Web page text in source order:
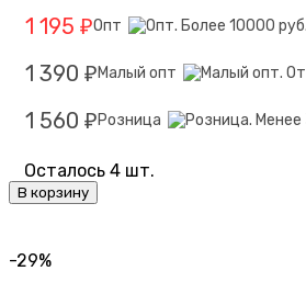
1 195 ₽Опт
1 390 ₽ Малый опт
1 560 ₽ Розница
Осталось 4 шт.
В корзину
-29%